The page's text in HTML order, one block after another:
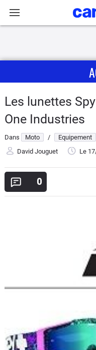
Actu
Essais
Equipement
Avis
Les lunettes
One Industries
Dans Moto /
Equipement
David Jouguet
Le
0